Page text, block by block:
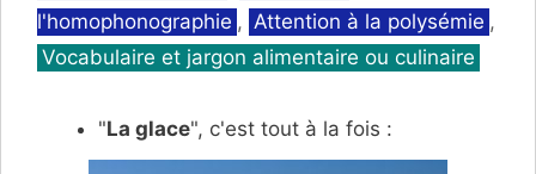
l'homophonographie , Attention à la polysémie ,
Vocabulaire et jargon alimentaire ou culinaire
"La glace", c'est tout à la fois :